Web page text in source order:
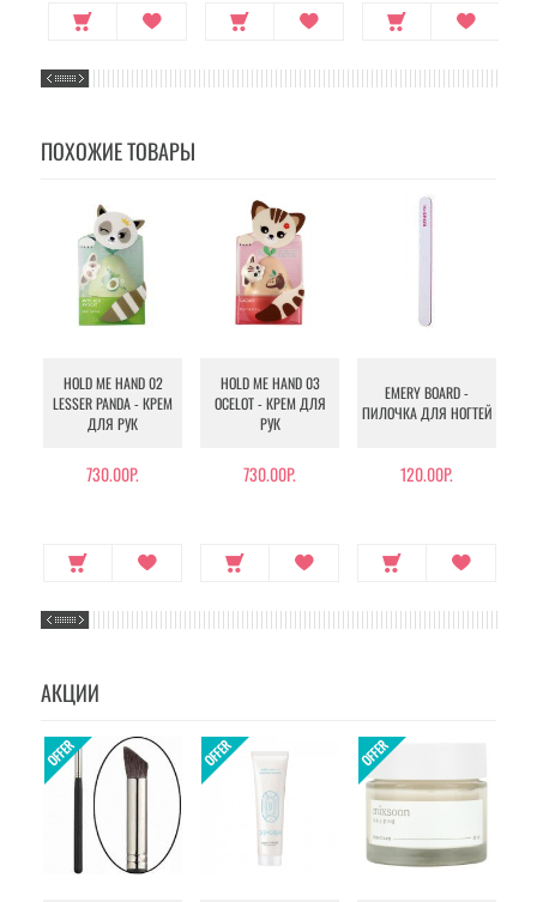
ПОХОЖИЕ ТОВАРЫ
HOLD ME HAND 02
LESSER PANDA - КРЕМ
ДЛЯ РУК
730.00Р.
HOLD ME HAND 03
OCELOT - КРЕМ ДЛЯ
РУК
730.00Р.
EMERY BOARD -
ПИЛОЧКА ДЛЯ НОГТЕЙ
120.00Р.
АКЦИИ